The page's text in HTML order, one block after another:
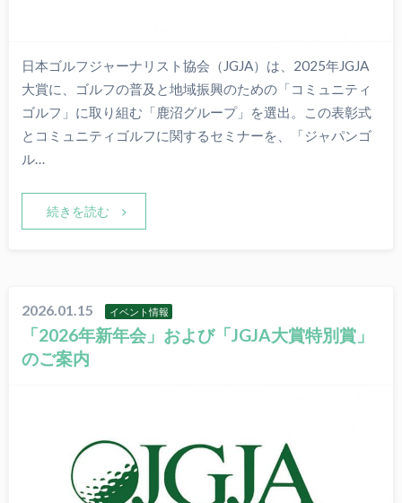
日本ゴルフジャーナリスト協会（JGJA）は、2025年JGJA
大賞に、ゴルフの普及と地域振興のための「コミュニティ
ゴルフ」に取り組む「鹿沼グループ」を選出。この表彰式
とコミュニティゴルフに関するセミナーを、「ジャパンゴ
ル…
続きを読む
2026.01.15 イベント情報
「2026年新年会」および「JGJA大賞特別賞」
のご案内